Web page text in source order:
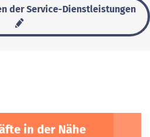
der Service-Dienstleistungen
in der Nähe